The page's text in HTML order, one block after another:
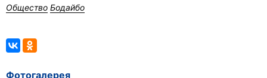
Общество Бодайбо
Фотогалерея